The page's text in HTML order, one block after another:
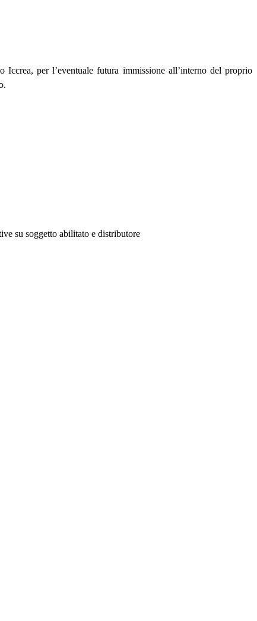
per l’eventuale futura immissione all’interno del proprio
su soggetto abilitato e distributore